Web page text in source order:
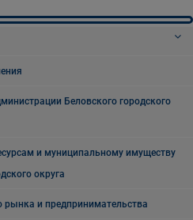
Беловского городского
и муниципальному имуществу
округа
рынка и предпринимательства